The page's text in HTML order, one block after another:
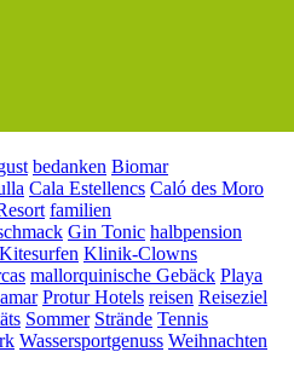
bedanken Biomar
Cala Estellencs Caló des Moro
familien
Gin Tonic halbpension
Kitesurfen Klinik-Clowns
mallorquinische Gebäck Playa
Protur Hotels reisen Reiseziel
Sommer Strände Tennis
Wassersportgenuss Weihnachten